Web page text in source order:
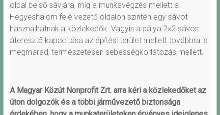
oldal belső sávjára, míg a munkavégzés mellett a
Hegyeshalom felé vezető oldalon szintén egy sávot
használhatnak a közlekedők. Vagyis a pálya 2×2 sávos
áteresztő kapacitása az építési terület mellett továbbra is
megmarad, természetesen sebességkorlátozás mellett.
A Magyar Közút Nonprofit Zrt. arra kéri a közlekedőket az
úton dolgozók és a többi járművezető biztonsága